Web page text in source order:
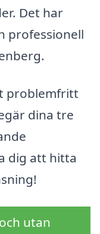
Det har
professionell
problemfritt
dina tre
dig att hitta
utan